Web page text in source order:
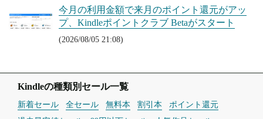
今月の利用金額で来月のポイント還元がアッ
プ、Kindleポイントクラブ Betaがスタート
(2026/08/05 21:08)
Kindleの種類別セール一覧
新着セール 全セール 無料本 割引本
ポイント還元